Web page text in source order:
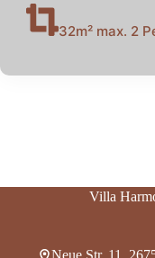
32m² max. 2
Villa
Neue Str. 11,